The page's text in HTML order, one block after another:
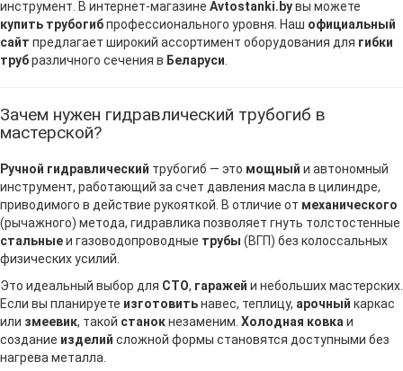
инструмент. В интернет-магазине Avtostanki.byвы можете
купить трубогибпрофессионального уровня. Наш официальный
сайт предлагает широкий ассортимент оборудования для гибки
трубразличного сечения в Беларуси
Зачем нужен гидравлический трубогиб в
мастерской?
Ручной гидравлический трубогиб — это мощный и автономный
инструмент, работающий за счет давления масла в цилиндре,
приводимого в действие рукояткой. В отличие от механического
(рычажного) метода, гидравлика позволяет гнуть толстостенные
стальныеи газоводопроводные трубы (ВГП) без колоссальных
физических усилий.
Это идеальный выбор для СТО, гаражей и небольших мастерских.
Если вы планируете изготовитьнавес, теплицу, арочный каркас
или змеевик, такой станокнезаменим. Холодная ковка и
создание изделий сложной формы становятся доступными без
нагрева металла.